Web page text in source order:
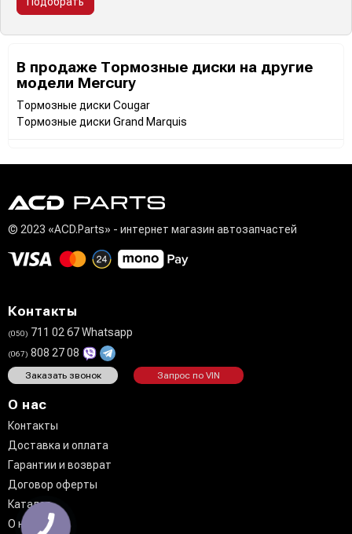
В продаже Тормозные диски на другие
модели Mercury
Тормозные диски Cougar
Тормозные диски Grand Marquis
© 2023 «ACD.Parts» - интернет магазин автозапчастей
Контакты
(050) 711 02 67 Whatsapp
(067) 808 27 08
Заказать звонок Запрос по VIN
О нас
Контакты
Доставка и оплата
Гарантии и возврат
Договор оферты
Каталог
О нас